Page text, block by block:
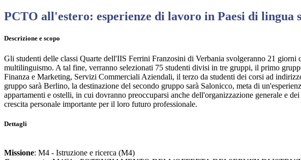
PCTO all'estero: esperienze di lavoro in Paesi di lingua
Descrizione e scopo
Gli studenti delle classi Quarte dell'IIS Ferrini Franzosini di Verbania svolgeranno 21
multilinguismo. A tal fine, verranno selezionati 75 studenti divisi in tre gruppi, il primo
Finanza e Marketing, Servizi Commerciali Aziendali, il terzo da studenti dei corsi ad
gruppo sarà Berlino, la destinazione del secondo gruppo sarà Salonicco, meta di
appartamenti e ostelli, in cui dovranno preoccuparsi anche dell'organizzazione generale e
crescita personale importante per il loro futuro professionale.
Dettagli
Missione: M4 - Istruzione e ricerca (M4)